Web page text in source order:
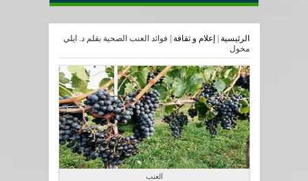
الرئيسية إعلام و ثقافة
فوائد العنب الصحية بقلم د. ايلي
مخول
العنب